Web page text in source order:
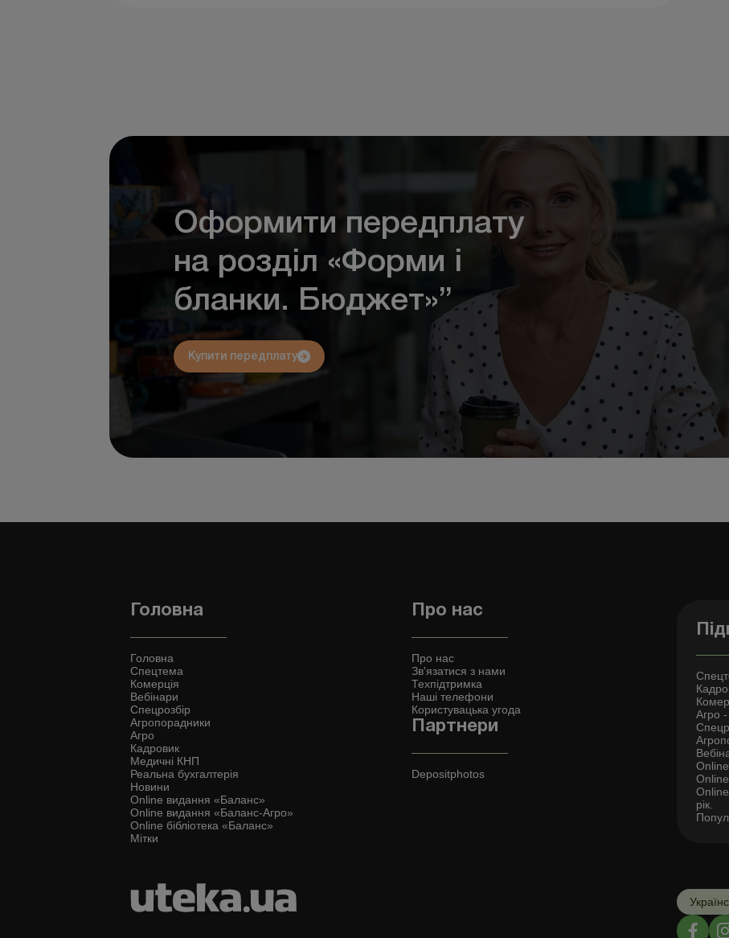
Оформити передплату
на розділ «Форми і
бланки. Бюджет»”
Купити передплату
Головна
Головна
Спецтема
Комерція
Вебінари
Спецрозбір
Агропорадники
Агро
Кадровик
Медичні КНП
Реальна бухгалтерія
Новини
Online видання «Баланс»
Online видання «Баланс-Агро»
Online бібліотека «Баланс»
Мітки
Про нас
Про нас
Зв'язатися з нами
Техпідтримка
Наші телефони
Користувацька угода
Партнери
Depositphotos
Агро -
Online
рік.